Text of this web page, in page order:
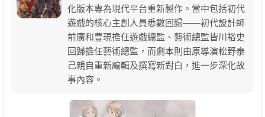
化版本專為現代平台重新製作。當中包括初代
遊戲的核心主創人員悉數回歸——初代設計師
前廣和豊現擔任遊戲總監、藝術總監皆川裕史
回歸擔任藝術總監，而劇本則由原導演松野泰
己親自重新編輯及撰寫新對白，進一步深化故
事內容。